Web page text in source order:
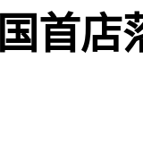
首店